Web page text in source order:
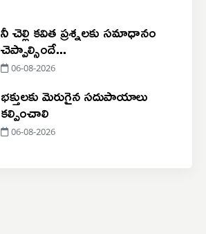
నీ చెల్లి కవిత ప్రశ్నలకు సమాధానం
చెప్పాల్సిందే...
06-08-2026
భక్తులకు మెరుగైన సదుపాయాలు
కల్పించాలి
06-08-2026